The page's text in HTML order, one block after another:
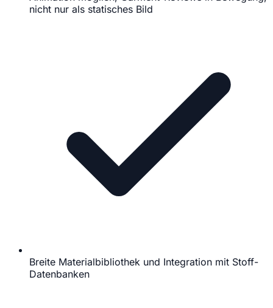
nicht nur als statisches Bild
Breite Materialbibliothek und Integration mit Stoff-
Datenbanken